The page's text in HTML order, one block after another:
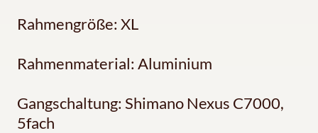
Rahmengröße: XL
Rahmenmaterial: Aluminium
Gangschaltung: Shimano Nexus C7000,
5fach